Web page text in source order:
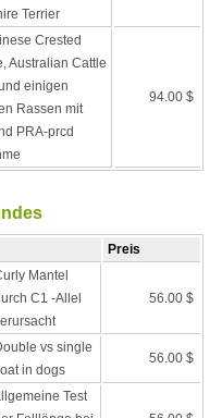
Terrier
Crested
Australian Cattle
einigen
Rassen mit
PRA-prcd
94.00 $
Preis
Mantel
C1 -Allel
56.00 $
vs single
in dogs
56.00 $
Test